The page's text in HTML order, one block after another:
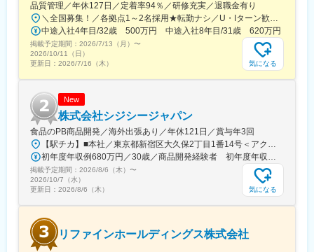
■当社の特徴：
◇幅広い可能性のある”食”の領域である
・”食”は、生活必需品でありながらグローバルレベルでの食料危機
や環境問題などの社会課題にも繋がっており、新たな価値を世の
中に提供できる可能性を秘めている業界です。
品質管理／年休127日／定着率94％／研修充実／退職金有り
＼全国募集！／各拠点1～2名採用★転勤ナシ／U・Iターン歓迎└配属先は100％希望を反映★マイカー通勤＆直行直帰OK（勤務地や現場による）＼積極採用エリア／【北海道】北海道／旭川市、北見市、釧路市【東北】宮城県／仙台市【関東】茨城県／つくば市 東京都／江東区、町田市、武蔵村山市 埼玉県／さいたま市、ふじみ野市 神奈川県／横浜市、藤沢市、伊勢原市 山梨県／中央市【東海】岐阜県／羽島市 愛知県／名古屋市、知立市 三重県／四日市市【北信越】新潟県／新潟市、長岡市【関西】京都府／京都市 大阪府／東大阪市 兵庫県／加古川市、神戸市、西宮市【中国】鳥取県／米子市 岡山県／岡山市【四国】徳島県／徳島市 広島県／福山市【九州】福岡県／福岡市 熊本県／熊本市 鹿児島県／鹿児島市※詳しい所在地は当社HPをご覧ください。https://www.ikari.co.jp/company/network/
中途入社4年目/32歳 500万円 中途入社8年目/31歳 620万円
掲載予定期間： 2026/7/13（月） 〜
2026/10/11（日）
更新日： 2026/7/16（木） 気になる
New
株式会社シジシージャパン
食品のPB商品開発／海外出張あり／年休121日／賞与年3回
【駅チカ】■本社／東京都新宿区大久保2丁目1番14号＜アクセス＞東京メトロ「東新宿駅」より徒歩約3分※受動喫煙対策：あり
初年度年収例680万円／30歳／商品開発経験者 初年度年収例550万円／25歳／食品卸営業経験者
掲載予定期間： 2026/8/6（木） 〜
2026/10/7（水）
更新日： 2026/8/6（木） 気になる
リファインホールディングス株式会社